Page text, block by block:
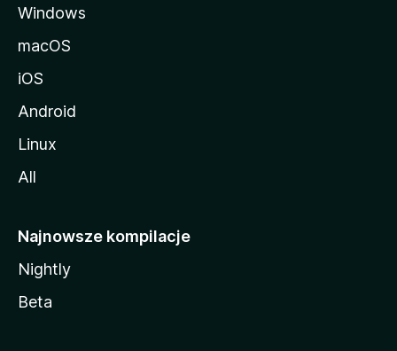
Windows
macOS
iOS
Android
Linux
All
Najnowsze kompilacje
Nightly
Beta